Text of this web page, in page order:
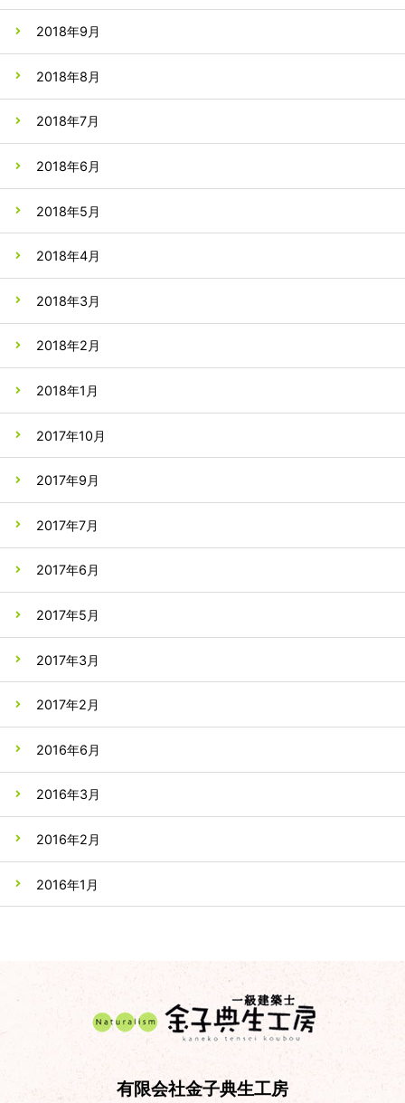
2018年9月
2018年8月
2018年7月
2018年6月
2018年5月
2018年4月
2018年3月
2018年2月
2018年1月
2017年10月
2017年9月
2017年7月
2017年6月
2017年5月
2017年3月
2017年2月
2016年6月
2016年3月
2016年2月
2016年1月
有限会社金子典生工房